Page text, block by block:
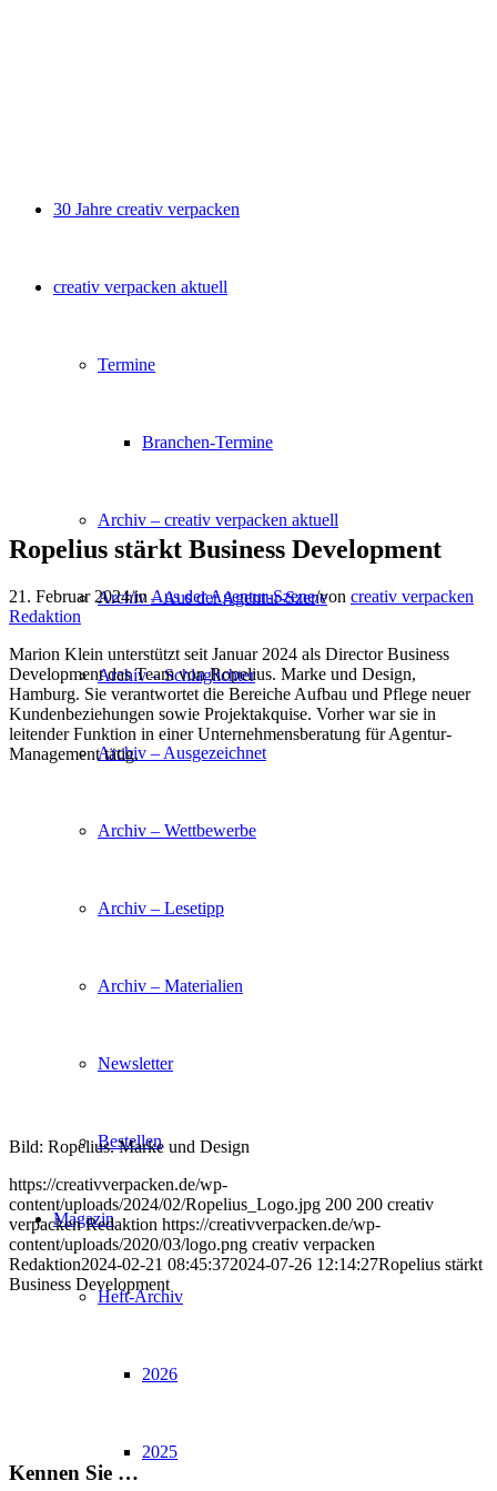
30 Jahre creativ verpacken
creativ verpacken aktuell
Termine
Branchen-Termine
Archiv – creativ verpacken aktuell
Archiv – Aus der Agentur-Szene
Archiv – Schlaglichter
Archiv – Ausgezeichnet
Archiv – Wettbewerbe
Archiv – Lesetipp
Archiv – Materialien
Newsletter
Bestellen
Magazin
Heft-Archiv
2026
2025
Ropelius stärkt Business Development
21. Februar 2024/in Aus der Agentur-Szene/von creativ verpacken
Redaktion
Marion Klein unterstützt seit Januar 2024 als Director Business
Development das Team von Ropelius. Marke und Design,
Hamburg. Sie verantwortet die Bereiche Aufbau und Pflege neuer
Kundenbeziehungen sowie Projektakquise. Vorher war sie in
leitender Funktion in einer Unternehmensberatung für Agentur-
Management tätig.
Bild: Ropelius. Marke und Design
https://creativverpacken.de/wp-
content/uploads/2024/02/Ropelius_Logo.jpg 200 200 creativ
verpacken Redaktion https://creativverpacken.de/wp-
content/uploads/2020/03/logo.png creativ verpacken
Redaktion2024-02-21 08:45:372024-07-26 12:14:27Ropelius stärkt
Business Development
Kennen Sie …